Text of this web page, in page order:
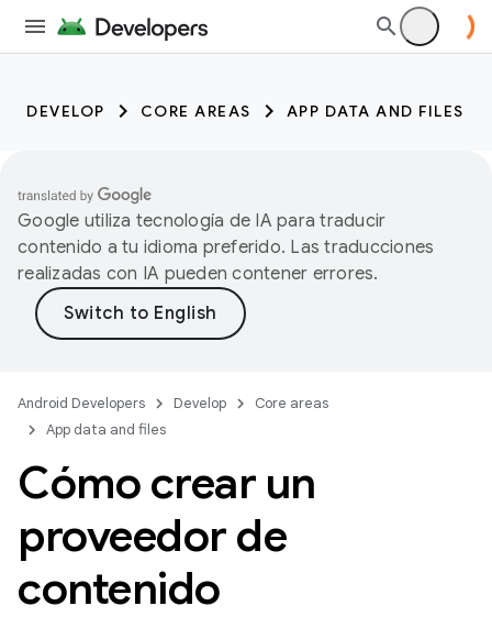
DEVELOP CORE AREAS APP DATA AND FILES
Google utiliza tecnología de IA para traducir
contenido a tu idioma preferido. Las traducciones
realizadas con IA pueden contener errores.
Android Developers Develop
Core areas
App data and files
Cómo crear un
proveedor de
contenido